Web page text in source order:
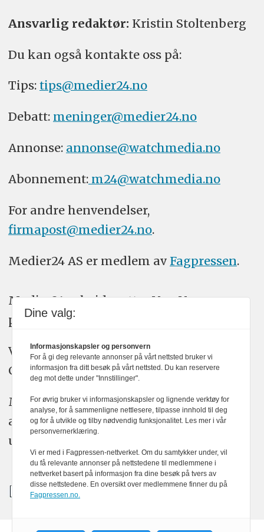
Ansvarlig redaktør: Kristin Stoltenberg
Du kan også kontakte oss på:
Tips: tips@medier24.no
Debatt: meninger@medier24.no
Annonse: annonse@watchmedia.no
Abonnement:m24@watchmedia.no
For andre henvendelser,
firmapost@medier24.no.
Medier24 AS er medlem av Fagpressen.
Medier24 arbeider etter Vær Varsom-
plakatens regler for god presseskikk.
Vi bruker KI-verktøy som ChatGPT,
Claude, og Gemini i journalistikken vår.
Medier24s redaksjon har alltid det fulle
ansvar for publisert innhold, med eller
uten bruk av kunstig intelligens.
Dine valg:
Informasjonskapsler og personvern
For å gi deg relevante annonser på vårt nettsted bruker vi
informasjon fra ditt besøk på vårt nettsted. Du kan reservere
deg mot dette under "Innstillinger".
For øvrig bruker vi informasjonskapsler og lignende verktøy for
analyse, for å sammenligne nettlesere, tilpasse innhold til deg
og for å utvikle og tilby nødvendig funksjonalitet. Les mer i vår
personvernerklæring.
Vi er med i Fagpressen-nettverket. Om du samtykker under, vil
du få relevante annonser på nettstedene til medlemmene i
nettverket basert på informasjon fra dine besøk på tvers av
disse nettstedene. En oversikt over medlemmene finner du på
Fagpressen.no.